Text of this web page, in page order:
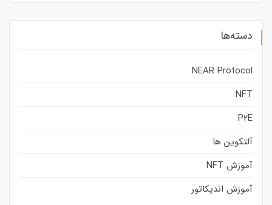
دسته‌ها
NEAR Protocol
NFT
P2E
آلتکوین ها
آموزش NFT
آموزش اندیکاتور